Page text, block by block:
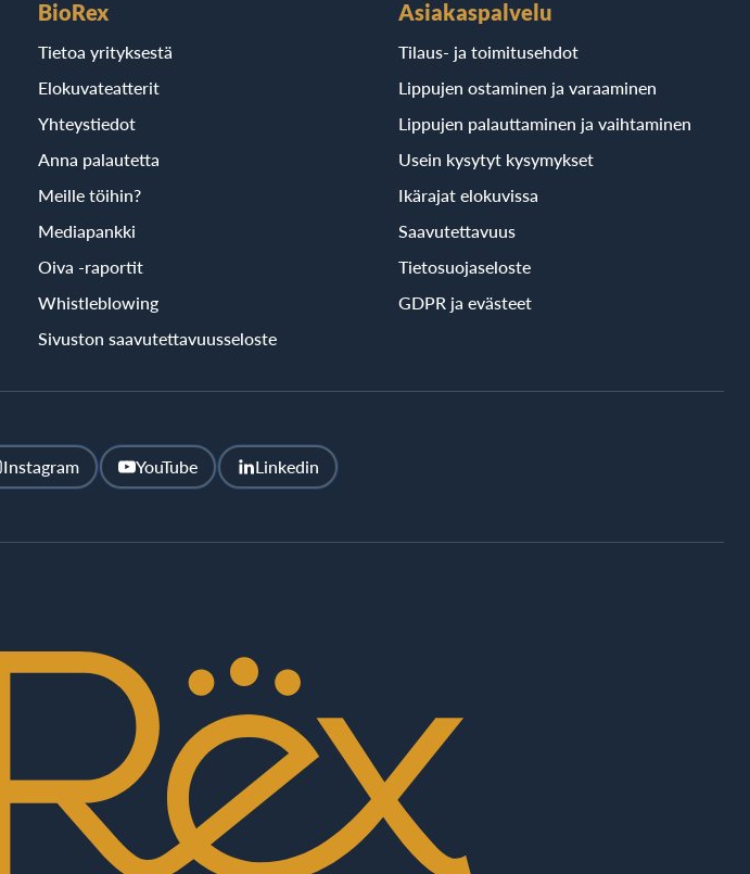
BioRex
Tietoa yrityksestä
Elokuvateatterit
Yhteystiedot
Anna palautetta
Meille töihin?
Mediapankki
Oiva -raportit
Whistleblowing
Sivuston saavutettavuusseloste
Asiakaspalvelu
Tilaus- ja toimitusehdot
Lippujen ostaminen ja varaaminen
Lippujen palauttaminen ja vaihtaminen
Usein kysytyt kysymykset
Ikärajat elokuvissa
Saavutettavuus
Tietosuojaseloste
GDPR ja evästeet
Instagram YouTube Linkedin